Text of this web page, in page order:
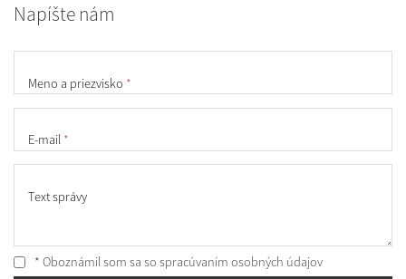
Napíšte nám
Meno a priezvisko *
E-mail *
Text správy
* Oboznámil som sa so spracúvaním osobných údajov